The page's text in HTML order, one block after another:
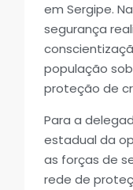
em Sergipe.
segurança
população
proteção de
Para a
estadual da
as forças de
rede de